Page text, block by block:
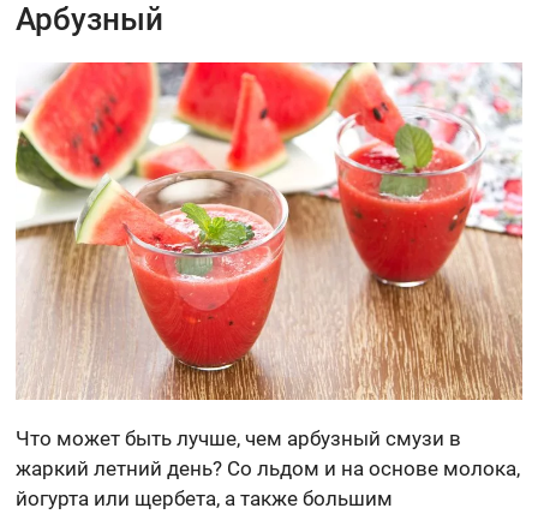
Арбузный
Что может быть лучше, чем арбузный смузи в
жаркий летний день? Со льдом и на основе молока,
йогурта или щербета, а также большим